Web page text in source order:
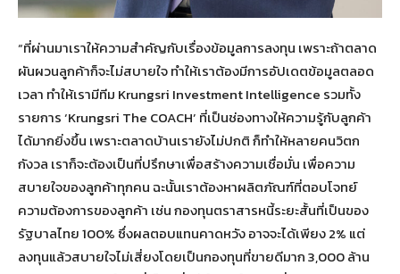
“ที่ผ่านมาเราให้ความสำคัญกับเรื่องข้อมูลการลงทุน เพราะถ้าตลาด
ผันผวนลูกค้าก็จะไม่สบายใจ ทำให้เราต้องมีการอัปเดตข้อมูลตลอด
เวลา ทำให้เรามีทีม Krungsri Investment Intelligence รวมทั้ง
รายการ ‘Krungsri The COACH’ ที่เป็นช่องทางให้ความรู้กับลูกค้า
ได้มากยิ่งขึ้น เพราะตลาดบ้านเรายังไม่ปกติ ก็ทำให้หลายคนวิตก
กังวล เราก็จะต้องเป็นที่ปรึกษาเพื่อสร้างความเชื่อมั่น เพื่อความ
สบายใจของลูกค้าทุกคน ฉะนั้นเราต้องหาผลิตภัณฑ์ที่ตอบโจทย์
ความต้องการของลูกค้า เช่น กองทุนตราสารหนี้ระยะสั้นที่เป็นของ
รัฐบาลไทย 100% ซึ่งผลตอบแทนคาดหวัง อาจจะได้เพียง 2% แต่
ลงทุนแล้วสบายใจไม่เสี่ยงโดยเป็นกองทุนที่ขายดีมาก 3,000 ล้าน